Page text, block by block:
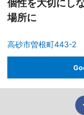
個性を大切にし
場所に
高砂市曽根町443-2